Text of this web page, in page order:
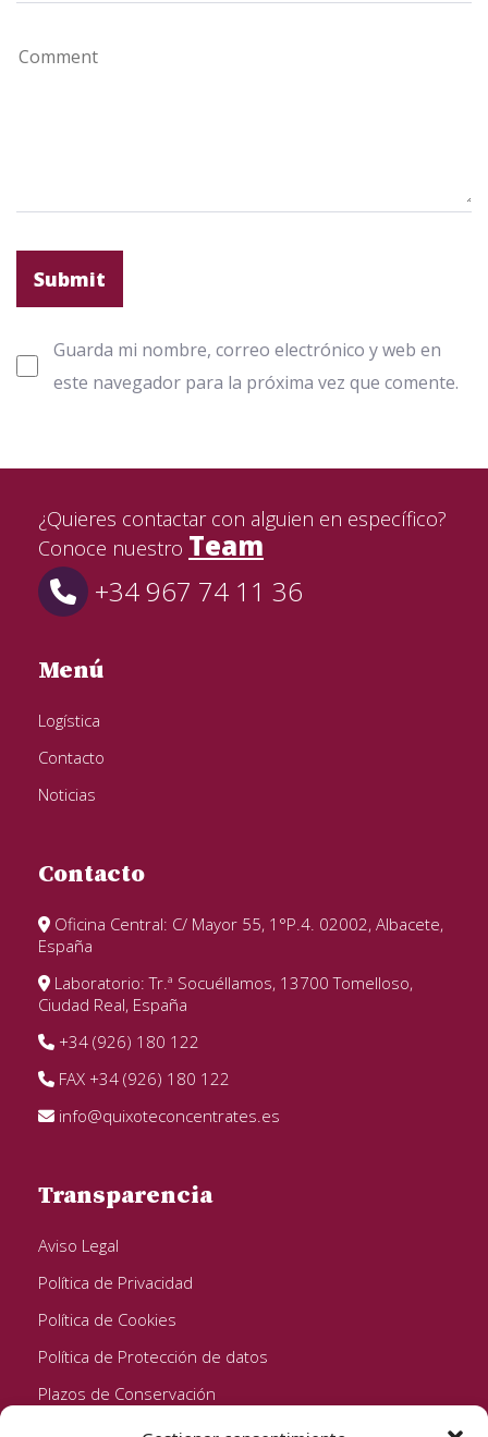
Guarda mi nombre, correo electrónico y web en
este navegador para la próxima vez que comente.
¿Quieres contactar con alguien en específico?
Conoce nuestro Team
+34 967 74 11 36
Menú
Logística
Contacto
Noticias
Contacto
Oficina Central: C/ Mayor 55, 1°P.4. 02002, Albacete,
España
Laboratorio: Tr.ª Socuéllamos, 13700 Tomelloso,
Ciudad Real, España
+34 (926) 180 122
FAX +34 (926) 180 122
info@quixoteconcentrates.es
Transparencia
Aviso Legal
Política de Privacidad
Política de Cookies
Política de Protección de datos
Plazos de Conservación